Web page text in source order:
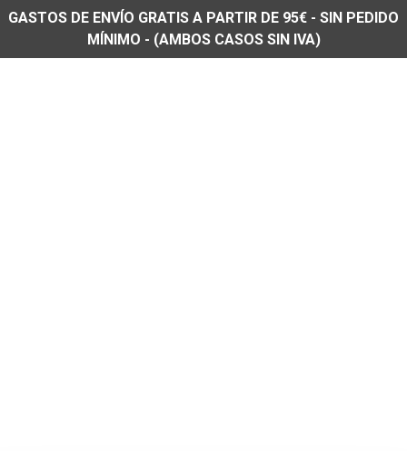
GASTOS DE ENVÍO GRATIS A PARTIR DE 95€ - SIN PEDIDO
MÍNIMO - (AMBOS CASOS SIN IVA)